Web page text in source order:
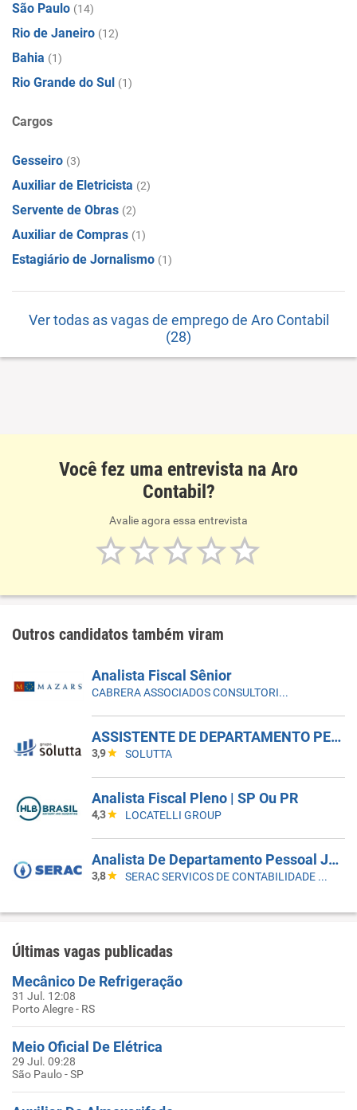
São Paulo (14)
Rio de Janeiro (12)
Bahia (1)
Rio Grande do Sul (1)
Cargos
Gesseiro (3)
Auxiliar de Eletricista (2)
Servente de Obras (2)
Auxiliar de Compras (1)
Estagiário de Jornalismo (1)
Ver todas as vagas de emprego de Aro Contabil
(28)
Você fez uma entrevista na Aro
Contabil?
Avalie agora essa entrevista
Outros candidatos também viram
Analista Fiscal Sênior
CABRERA ASSOCIADOS CONSULTORIA CONTÁBIL
ASSISTENTE DE DEPARTAMENTO PESSOAL | MORUMBI - VILA ANDRADE
3,9 SOLUTTA
Analista Fiscal Pleno | SP Ou PR
4,3 LOCATELLI GROUP
Analista De Departamento Pessoal Júnior
3,8 SERAC SERVICOS DE CONTABILIDADE S/S
Últimas vagas publicadas
Mecânico De Refrigeração
31 Jul. 12:08
Porto Alegre - RS
Meio Oficial De Elétrica
29 Jul. 09:28
São Paulo - SP